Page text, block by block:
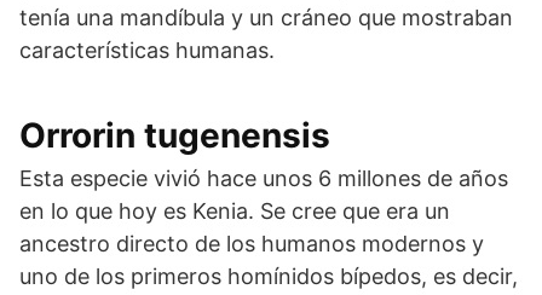
tenía una mandíbula y un cráneo que mostraban
características humanas.
Orrorin tugenensis
Esta especie vivió hace unos 6 millones de años
en lo que hoy es Kenia. Se cree que era un
ancestro directo de los humanos modernos y
uno de los primeros homínidos bípedos, es decir,